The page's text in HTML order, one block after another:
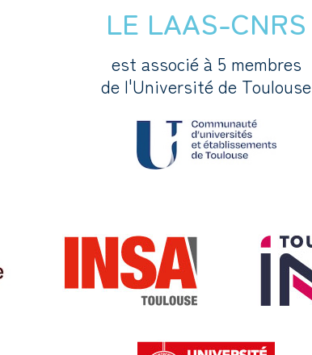
LE LAAS-CNRS
est associé à 5 membres
de l'Université de Toulouse